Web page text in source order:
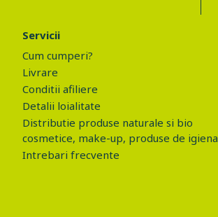
Servicii
Cum cumperi?
Livrare
Conditii afiliere
Detalii loialitate
Distributie produse naturale si bio
cosmetice, make-up, produse de igiena
Intrebari frecvente